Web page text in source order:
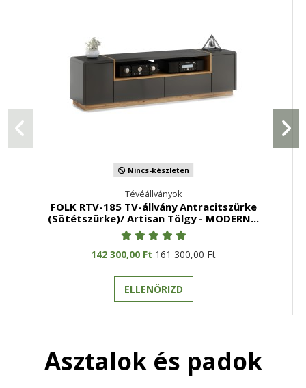
Nincs-készleten
Tévéállványok
FOLK RTV-185 TV-állvány Antracitszürke
(Sötétszürke)/ Artisan Tölgy - MODERN...
142 300,00 Ft 161 300,00 Ft
ELLENÖRIZD
Asztalok és padok